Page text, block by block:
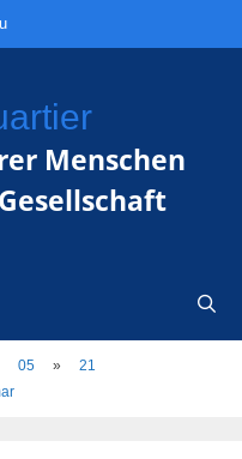
Menschen
05 »
21